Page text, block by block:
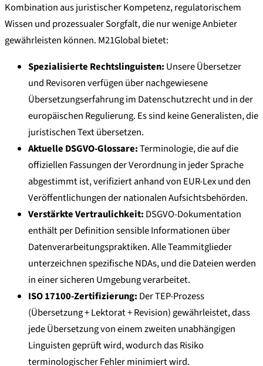
Kombination aus juristischer Kompetenz, regulatorischem
Wissen und prozessualer Sorgfalt, die nur wenige Anbieter
gewährleisten können. M21Global bietet:
Spezialisierte Rechtslinguisten: Unsere Übersetzer
und Revisoren verfügen über nachgewiesene
Übersetzungserfahrung im Datenschutzrecht und in der
europäischen Regulierung. Es sind keine Generalisten, die
juristischen Text übersetzen.
Aktuelle DSGVO-Glossare:Terminologie, die auf die
offiziellen Fassungen der Verordnung in jeder Sprache
abgestimmt ist, verifiziert anhand von EUR-Lex und den
Veröffentlichungen der nationalen Aufsichtsbehörden.
Verstärkte Vertraulichkeit: DSGVO-Dokumentation
enthält per Definition sensible Informationen über
Datenverarbeitungspraktiken. Alle Teammitglieder
unterzeichnen spezifische NDAs, und die Dateien werden
in einer sicheren Umgebung verarbeitet.
ISO 17100-Zertifizierung: Der TEP-Prozess
(Übersetzung + Lektorat + Revision) gewährleistet, dass
jede Übersetzung von einem zweiten unabhängigen
Linguisten geprüft wird, wodurch das Risiko
terminologischer Fehler minimiert wird.